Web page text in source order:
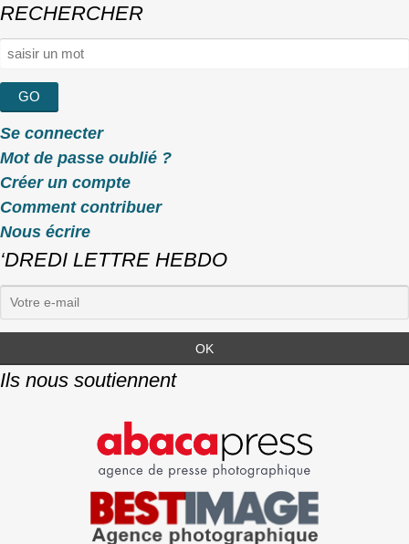
RECHERCHER
Rechercher :
Se connecter
Mot de passe oublié ?
Créer un compte
Comment contribuer
Nous écrire
‘DREDI LETTRE HEBDO
Ils nous soutiennent